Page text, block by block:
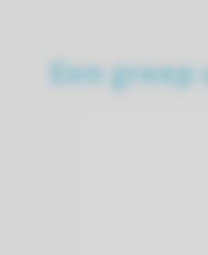
Een